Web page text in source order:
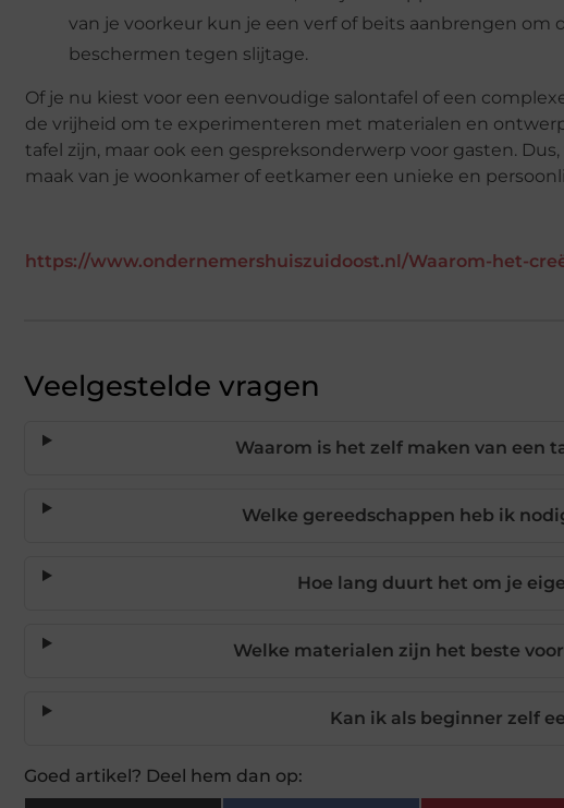
van je voorkeur kun je een verf of beits aanbrengen
beschermen tegen slijtage.
Of je nu kiest voor een eenvoudige salontafel of een
de vrijheid om te experimenteren met materialen en
tafel zijn, maar ook een gespreksonderwerp voor gasten.
maak van je woonkamer of eetkamer een unieke en
https://www.ondernemershuiszuidoost.nl/Waarom-het-
Veelgestelde vragen
Waarom is het zelf maken van een
Welke gereedschappen heb ik
Hoe lang duurt het om je
Welke materialen zijn het beste
Kan ik als beginner zelf
Goed artikel? Deel hem dan op: